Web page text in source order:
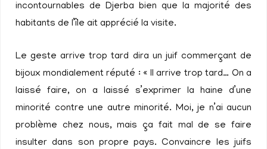
incontournables de Djerba bien que la majorité des
habitants de l’île ait apprécié la visite.
Le geste arrive trop tard dira un juif commerçant de
bijoux mondialement réputé : « Il arrive trop tard… On a
laissé faire, on a laissé s’exprimer la haine d’une
minorité contre une autre minorité. Moi, je n’ai aucun
problème chez nous, mais ça fait mal de se faire
insulter dans son propre pays. Convaincre les juifs